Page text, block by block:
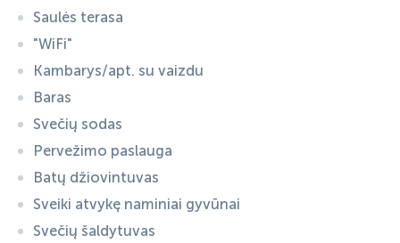
Saulės terasa
"WiFi"
Kambarys/apt. su vaizdu
Baras
Svečių sodas
Pervežimo paslauga
Batų džiovintuvas
Sveiki atvykę naminiai gyvūnai
Svečių šaldytuvas